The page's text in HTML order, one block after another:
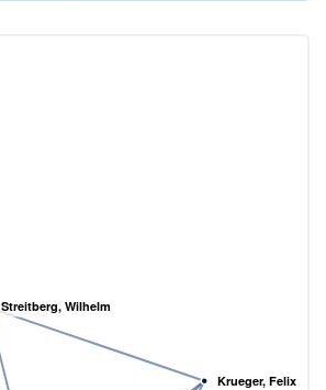
Streitberg, Wilhelm
Krueger, Felix